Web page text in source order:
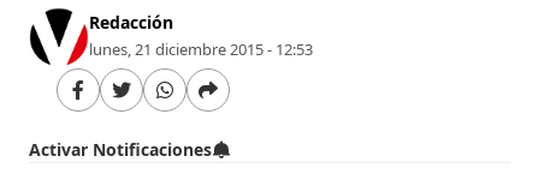
Redacción
lunes, 21 diciembre 2015 - 12:53
Activar Notificaciones